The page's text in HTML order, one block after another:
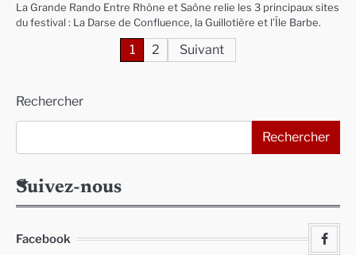
La Grande Rando Entre Rhône et Saône relie les 3 principaux sites
du festival : La Darse de Confluence, la Guillotière et l’Île Barbe.
publications
1 2 Suivant
Rechercher
Rechercher
Suivez-nous
Facebook